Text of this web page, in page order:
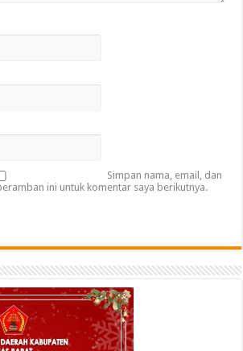
Simpan nama, email, dan
ini untuk komentar saya berikutnya.